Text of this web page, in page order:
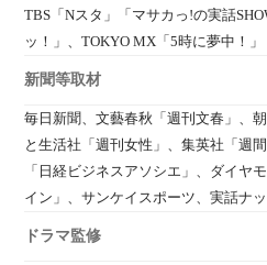
TBS「Nスタ」「マサカっ!の実話
ッ！」、TOKYO MX「5時に夢中！」
新聞等取材
毎日新聞、文藝春秋「週刊文春」、
と生活社「週刊女性」、集英社「週
「日経ビジネスアソシエ」、ダイヤ
イン」、サンケイスポーツ、実話ナ
ドラマ監修